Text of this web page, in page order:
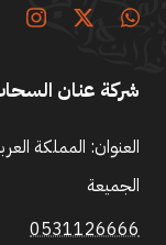
شركة عنان
العنوان: المملكة
الجميعة
0531126666